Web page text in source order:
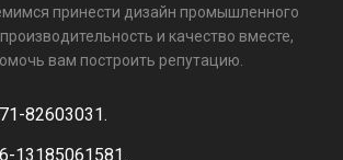
принести дизайн промышленного
и качество вместе,
вам построить репутацию.
82603031.
13185061581.